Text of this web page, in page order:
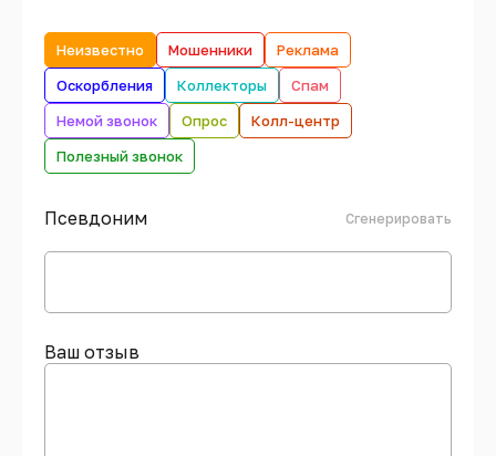
Неизвестно Мошенники
Реклама
Оскорбления
Коллекторы
Спам
Немой звонок
Опрос
Колл-центр
Полезный звонок
Псевдоним Сгенерировать
Ваш отзыв